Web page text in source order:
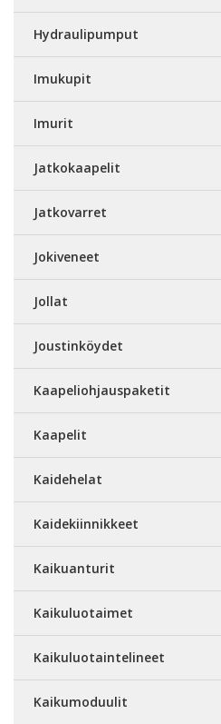
Hydraulipumput
Imukupit
Imurit
Jatkokaapelit
Jatkovarret
Jokiveneet
Jollat
Joustinköydet
Kaapeliohjauspaketit
Kaapelit
Kaidehelat
Kaidekiinnikkeet
Kaikuanturit
Kaikuluotaimet
Kaikuluotaintelineet
Kaikumoduulit